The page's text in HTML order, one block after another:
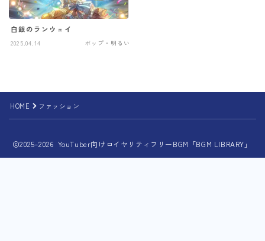
白銀のランウェイ
2025.04.14 ポップ・明るい
HOME ファッション
2025–2026 YouTuber向けロイヤリティフリーBGM「BGM LIBRARY」